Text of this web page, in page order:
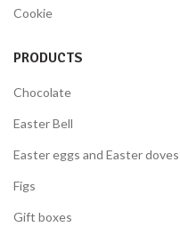
Cookie
PRODUCTS
Chocolate
Easter Bell
Easter eggs and Easter doves
Figs
Gift boxes